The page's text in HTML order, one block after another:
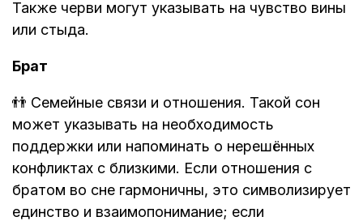
Также черви могут указывать на чувство вины
или стыда.
Брат
👬 Семейные связи и отношения. Такой сон
может указывать на необходимость
поддержки или напоминать о нерешённых
конфликтах с близкими. Если отношения с
братом во сне гармоничны, это символизирует
единство и взаимопонимание; если